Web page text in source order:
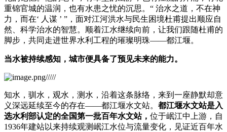
重锦官城的温润，也有水患之忧的沉思。“ 治水之道，不在神
力，而在‘ 人谋 ’ ”， 面对江河洪水与民生困境杜甫提出顺应自
然、科学治水的智慧。 顺着江水继续向前，让我们跟随杜甫的
脚步，共同走进世界水利工程的璀璨明珠——都江堰。
当水被持续感知，城市便具备了预见未来的能力。
知水，驯水，观水，测水，沿着这条脉络，来到一座静默却意
义深远延续至今的存在——都江堰水文站。 都江堰水文站是入
选水利部认定的全国第一批百年水文站， 位于岷江中上游，自
1936年建站以来持续观测岷江水位与流量变化，见证近百年水